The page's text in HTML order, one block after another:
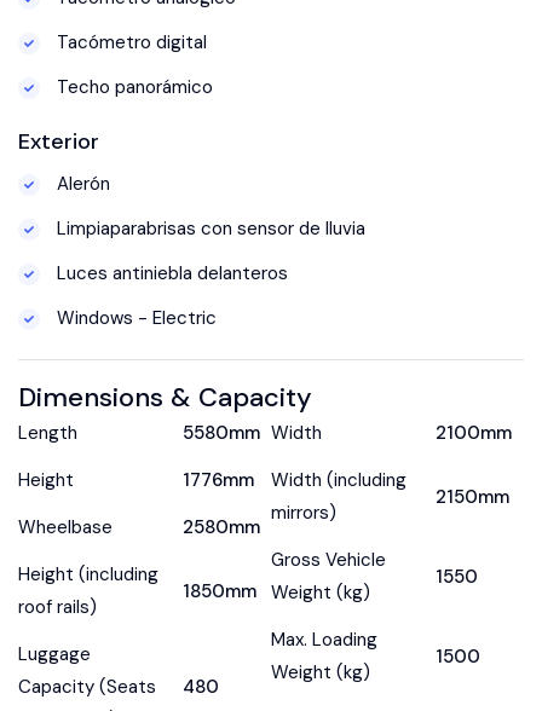
Tacómetro digital
Techo panorámico
Exterior
Alerón
Limpiaparabrisas con sensor de lluvia
Luces antiniebla delanteros
Windows - Electric
Dimensions & Capacity
Length
5580mm
Height
1776mm
Wheelbase
2580mm
Height (including
roof rails)
1850mm
Luggage
Capacity (Seats
480
Width
2100mm
Width (including
mirrors)
2150mm
Gross Vehicle
Weight (kg)
1550
Max. Loading
Weight (kg)
1500